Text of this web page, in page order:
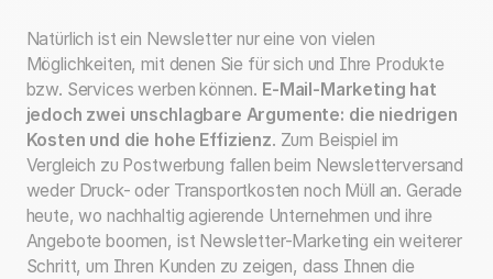
Natürlich ist ein Newsletter nur eine von vielen
Möglichkeiten, mit denen Sie für sich und Ihre Produkte
bzw. Services werben können. E-Mail-Marketing hat
jedoch zwei unschlagbare Argumente: die niedrigen
Kosten und die hohe Effizienz. Zum Beispiel im
Vergleich zu Postwerbung fallen beim Newsletterversand
weder Druck- oder Transportkosten noch Müll an. Gerade
heute, wo nachhaltig agierende Unternehmen und ihre
Angebote boomen, ist Newsletter-Marketing ein weiterer
Schritt, um Ihren Kunden zu zeigen, dass Ihnen die